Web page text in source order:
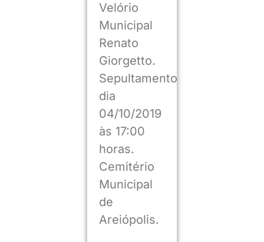
Velório
Municipal
Renato
Giorgetto.
Sepultamento
dia
04/10/2019
às 17:00
horas.
Cemitério
Municipal
de
Areiópolis.